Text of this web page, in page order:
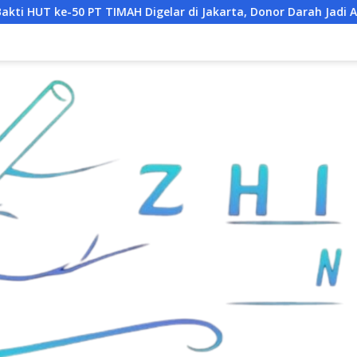
di Jakarta, Donor Darah Jadi Aksi Kemanusiaan untuk